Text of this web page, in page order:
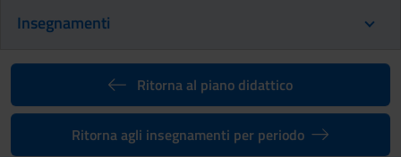
Insegnamenti
Ritorna al piano didattico
Ritorna agli insegnamenti per periodo